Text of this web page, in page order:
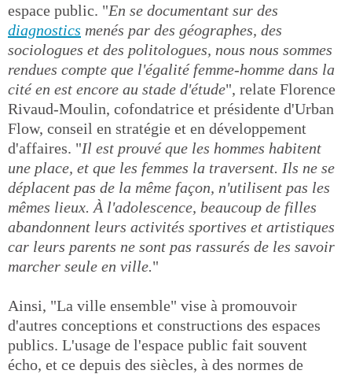
espace public. "En se documentant sur des
diagnostics menés par des géographes, des
sociologues et des politologues, nous nous sommes
rendues compte que l'égalité femme-homme dans la
cité en est encore au stade d'étude", relate Florence
Rivaud-Moulin, cofondatrice et présidente d'Urban
Flow, conseil en stratégie et en développement
d'affaires. "Il est prouvé que les hommes habitent
une place, et que les femmes la traversent. Ils ne se
déplacent pas de la même façon, n'utilisent pas les
mêmes lieux. À l'adolescence, beaucoup de filles
abandonnent leurs activités sportives et artistiques
car leurs parents ne sont pas rassurés de les savoir
marcher seule en ville."
Ainsi, "La ville ensemble" vise à promouvoir
d'autres conceptions et constructions des espaces
publics. L'usage de l'espace public fait souvent
écho, et ce depuis des siècles, à des normes de